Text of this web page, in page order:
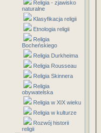
Religia - zjawisko
naturalne
Klasyfikacja religii
Etnologia religii
Religia
Bocheńskiego
Religia Durkheima
Religia Rousseau
Religia Skinnera
Religia
obywatelska
Religia w XIX wieku
Religia w kulturze
Rozwój historii
religii